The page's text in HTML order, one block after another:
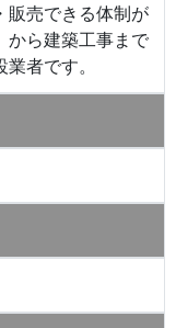
販売できる体制が
から建築工事まで
者です。